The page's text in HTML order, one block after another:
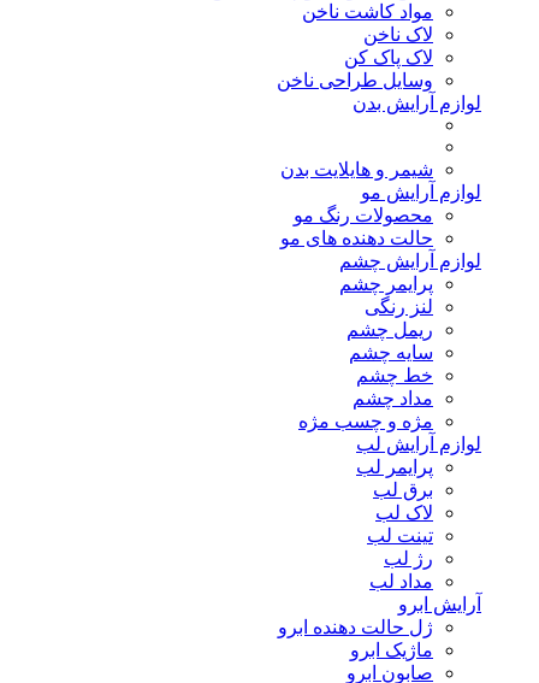
مواد کاشت ناخن
لاک ناخن
لاک پاک کن
وسایل طراحی ناخن
لوازم آرایش بدن
شیمر و هایلایت بدن
لوازم آرایش مو
محصولات رنگ مو
حالت دهنده های مو
لوازم آرایش چشم
پرایمر چشم
لنز رنگی
ریمل چشم
سایه چشم
خط چشم
مداد چشم
مژه و چسب مژه
لوازم آرایش لب
پرایمر لب
برق لب
لاک لب
تینت لب
رژ لب
مداد لب
آرایش ابرو
ژل حالت دهنده ابرو
ماژیک ابرو
صابون ابرو